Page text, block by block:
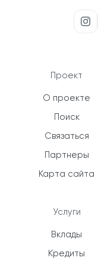
Проект
О проекте
Поиск
Связаться
Партнеры
Карта сайта
Услуги
Вклады
Кредиты